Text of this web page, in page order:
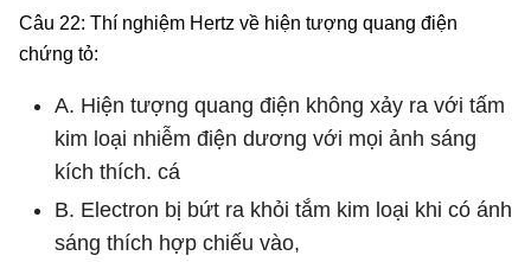
Câu 22: Thí nghiệm Hertz về hiện tượng quang điện
chứng tỏ:
A. Hiện tượng quang điện không xảy ra với tấm
kim loại nhiễm điện dương với mọi ảnh sáng
kích thích. cá
B. Electron bị bứt ra khỏi tắm kim loại khi có ánh
sáng thích hợp chiếu vào,